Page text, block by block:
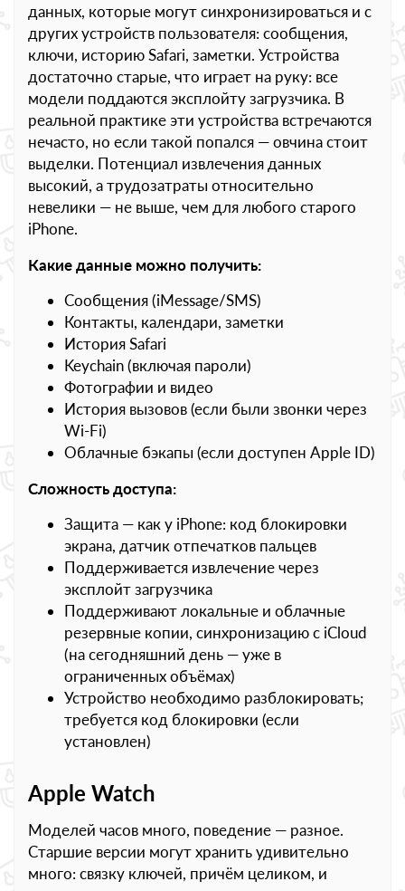
данных, которые могут синхронизироваться и с
других устройств пользователя: сообщения,
ключи, историю Safari, заметки. Устройства
достаточно старые, что играет на руку: все
модели поддаются эксплойту загрузчика. В
реальной практике эти устройства встречаются
нечасто, но если такой попался — овчина стоит
выделки. Потенциал извлечения данных
высокий, а трудозатраты относительно
невелики — не выше, чем для любого старого
iPhone.
Какие данные можно получить:
Сообщения (iMessage/SMS)
Контакты, календари, заметки
История Safari
Keychain (включая пароли)
Фотографии и видео
История вызовов (если были звонки через
Wi-Fi)
Облачные бэкапы (если доступен Apple ID)
Сложность доступа:
Защита — как у iPhone: код блокировки
экрана, датчик отпечатков пальцев
Поддерживается извлечение через
эксплойт загрузчика
Поддерживают локальные и облачные
резервные копии, синхронизацию с iCloud
(на сегодняшний день — уже в
ограниченных объёмах)
Устройство необходимо разблокировать;
требуется код блокировки (если
установлен)
Apple Watch
Моделей часов много, поведение — разное.
Старшие версии могут хранить удивительно
много: связку ключей, причём целиком, и